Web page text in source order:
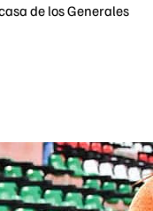
de los Generales